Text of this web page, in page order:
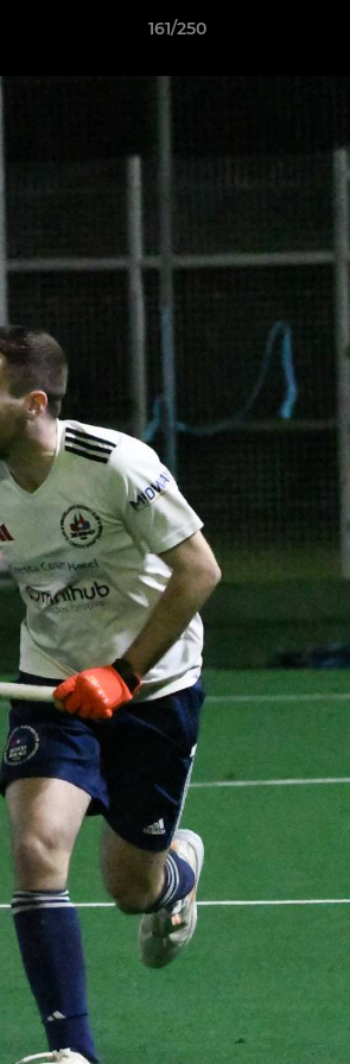
161/250